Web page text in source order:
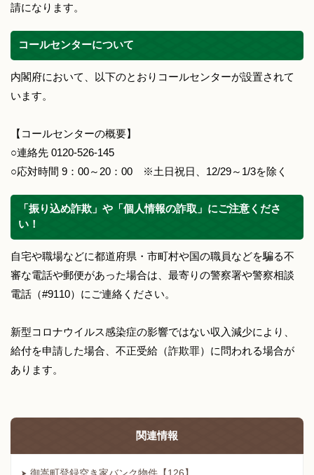
請になります。
コールセンターについて
内閣府において、以下のとおりコールセンターが設置されて
います。
【コールセンターの概要】
○連絡先 0120-526-145
○応対時間 9：00～20：00 ※土日祝日、12/29～1/3を除く
「振り込め詐欺」や「個人情報の詐取」にご注意くださ
い！
自宅や職場などに都道府県・市町村や国の職員などを騙る不
審な電話や郵便があった場合は、最寄りの警察署や警察相談
電話（#9110）にご連絡ください。
新型コロナウイルス感染症の影響ではない収入減少により、
給付を申請した場合、不正受給（詐欺罪）に問われる場合が
あります。
関連情報